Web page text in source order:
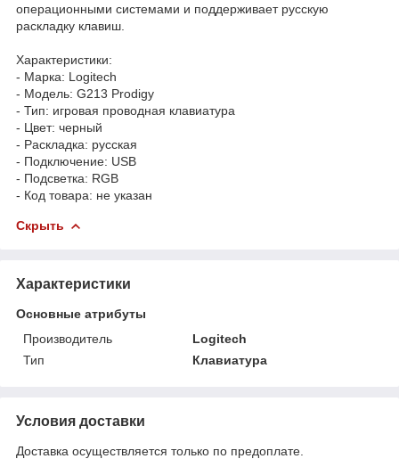
операционными системами и поддерживает русскую
раскладку клавиш.
Характеристики:
- Марка: Logitech
- Модель: G213 Prodigy
- Тип: игровая проводная клавиатура
- Цвет: черный
- Раскладка: русская
- Подключение: USB
- Подсветка: RGB
- Код товара: не указан
Скрыть
Характеристики
Основные атрибуты
Производитель
Logitech
Тип
Клавиатура
Условия доставки
Доставка осуществляется только по предоплате.